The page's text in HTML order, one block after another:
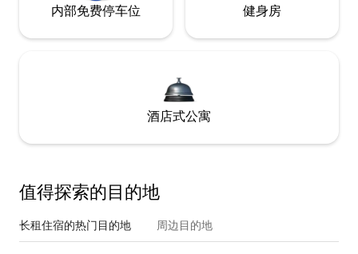
内部免费停车位 健身房
酒店式公寓
值得探索的目的地
长租住宿的热门目的地 周边目的地